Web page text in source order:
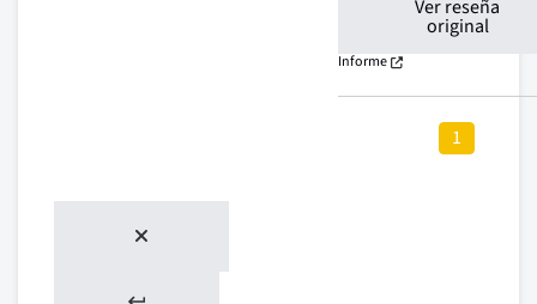
Ver reseña
original
Informe
1